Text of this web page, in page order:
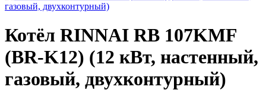
Котёл RINNAI RB 107KMF
(BR-K12) (12 кВт, настенный,
газовый, двухконтурный)